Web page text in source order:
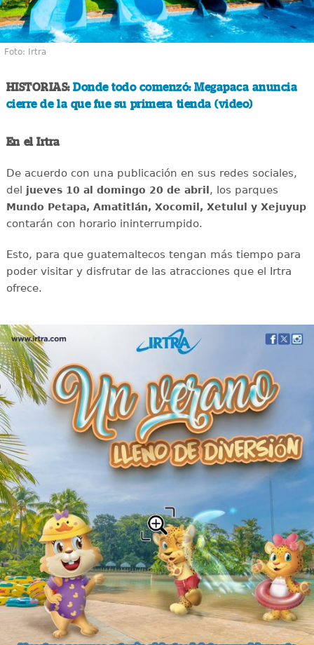
Foto: Irtra
HISTORIAS:Donde todo comenzó: Megapaca anuncia
cierre de la que fue su primera tienda (video)
En el Irtra
De acuerdo con una publicación en sus redes sociales,
del jueves 10 al domingo 20 de abril , los parques
Mundo Petapa, Amatitlán, Xocomil, Xetulul y Xejuyup
contarán con horario ininterrumpido.
Esto, para que guatemaltecos tengan más tiempo para
poder visitar y disfrutar de las atracciones que el Irtra
ofrece.